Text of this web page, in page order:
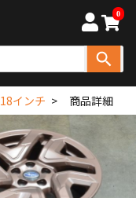
0
18インチ 商品詳細